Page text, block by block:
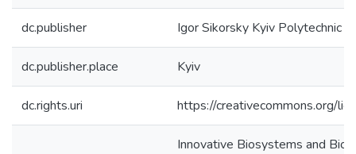
dc.publisher Igor Sikorsky Kyiv Polytechnic
dc.publisher.place Kyiv
dc.rights.uri https://creativecommons.org/
Innovative Biosystems and